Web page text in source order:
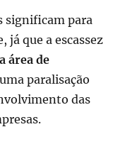
significam para
já que a escassez
área de
paralisação
das